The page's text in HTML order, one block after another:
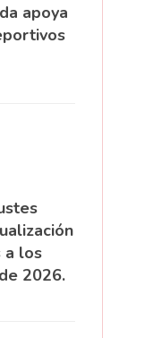
apoya
a los
2026.